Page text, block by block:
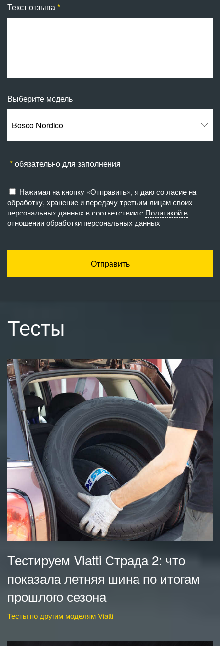
Текст отзыва
Выберите модель
Bosco Nordico
обязательно для заполнения
Нажимая на кнопку «Отправить», я даю согласие на
обработку, хранение и передачу третьим лицам своих
персональных данных в соответствии с Политикой в
отношении обработки персональных данных
Отправить
Тесты
Тестируем Viatti Страда 2: что
показала летняя шина по итогам
прошлого сезона
Тесты по другим моделям Viatti